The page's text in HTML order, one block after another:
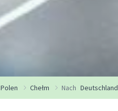
Polen Chełm Nach Deutschland